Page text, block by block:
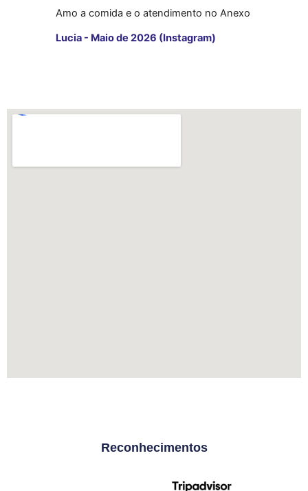
Amo a comida e o atendimento no Anexo
Lucia - Maio de 2026 (Instagram)
Reconhecimentos